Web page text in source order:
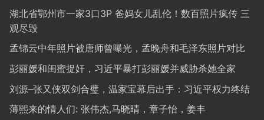
湖北省鄂州市一家3口3P 爸妈女儿乱伦！数百照片疯传 三
观尽毁
孟锦云中年照片被唐师曾曝光，孟晚舟和毛泽东照片对比
彭丽媛和闺蜜捉奸，习近平暴打彭丽媛并威胁杀她全家
刘源–张又侠双剑合璧，温家宝幕后出手：习近平权力终结
薄熙来的情人们: 张伟杰,马晓晴，章子怡，姜丰